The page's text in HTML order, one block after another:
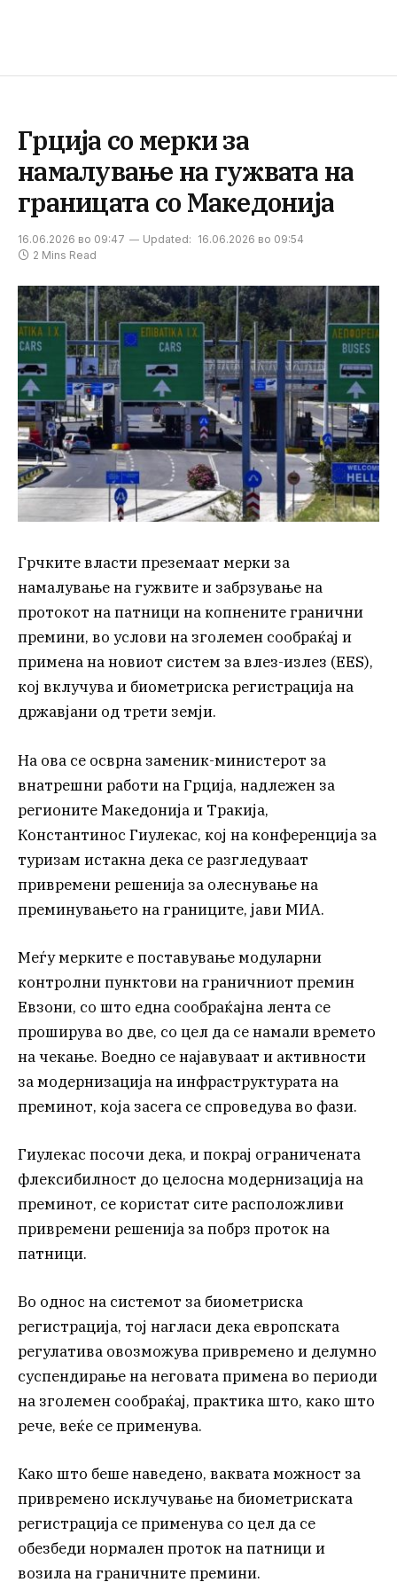
Грција со мерки за
намалување на гужвата на
границата со Македонија
16.06.2026 во 09:47 Updated: 16.06.2026 во 09:54
2 Mins Read
Грчките власти преземаат мерки за
намалување на гужвите и забрзување на
протокот на патници на копнените гранични
премини, во услови на зголемен сообраќај и
примена на новиот систем за влез-излез (EES),
кој вклучува и биометриска регистрација на
државјани од трети земји.
На ова се осврна заменик-министерот за
внатрешни работи на Грција, надлежен за
регионите Македонија и Тракија,
Константинос Гиулекас, кој на конференција за
туризам истакна дека се разгледуваат
привремени решенија за олеснување на
преминувањето на границите, јави МИА.
Меѓу мерките е поставување модуларни
контролни пунктови на граничниот премин
Евзони, со што една сообраќајна лента се
проширува во две, со цел да се намали времето
на чекање. Воедно се најавуваат и активности
за модернизација на инфраструктурата на
преминот, која засега се спроведува во фази.
Гиулекас посочи дека, и покрај ограничената
флексибилност до целосна модернизација на
преминот, се користат сите расположливи
привремени решенија за побрз проток на
патници.
Во однос на системот за биометриска
регистрација, тој нагласи дека европската
регулатива овозможува привремено и делумно
суспендирање на неговата примена во периоди
на зголемен сообраќај, практика што, како што
рече, веќе се применува.
Како што беше наведено, ваквата можност за
привремено исклучување на биометриската
регистрација се применува со цел да се
обезбеди нормален проток на патници и
возила на граничните премини.